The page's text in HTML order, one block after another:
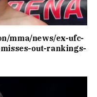
mma/news/ex-ufc-
out-rankings-